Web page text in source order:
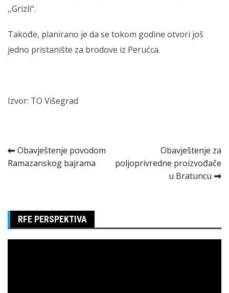
‚‚Grizli“.
Takođe, planirano je da se tokom godine otvori još
jedno pristanište za brodove iz Perućca.
Izvor: TO Višegrad
Kretanje
članka
Obavještenje povodom
Ramazanskog bajrama
Obavještenje za
poljoprivredne proizvođače
u Bratuncu
RFE PERSPEKTIVA